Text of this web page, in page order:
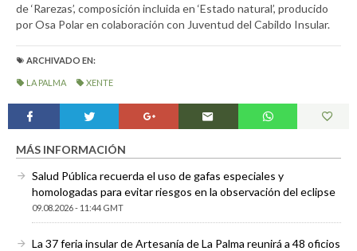
de ‘Rarezas’, composición incluida en ‘Estado natural’, producido
por Osa Polar en colaboración con Juventud del Cabildo Insular.
ARCHIVADO EN:
LA PALMA XENTE
MÁS INFORMACIÓN
Salud Pública recuerda el uso de gafas especiales y
homologadas para evitar riesgos en la observación del eclipse
09.08.2026 - 11:44 GMT
La 37 feria insular de Artesanía de La Palma reunirá a 48 oficios